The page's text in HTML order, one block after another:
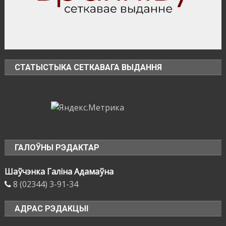
СТАТЫСТЫКА СЕТКАВАГА ВЫДАННЯ
ГАЛОЎНЫ РЭДАКТАР
Шаўчэнка Галіна Адамаўна
8 (02344) 3-91-34
АДРАС РЭДАКЦЫІ